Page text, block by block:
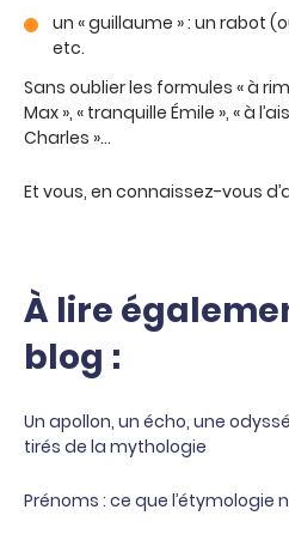
un « guillaume » : un rabot
etc.
Sans oublier les formules « à
Max », « tranquille Émile », « à
Charles »…
Et vous, en connaissez-vous
À lire
blog :
Un apollon, un écho, une
tirés de la mythologie
Prénoms : ce que l’étymologie